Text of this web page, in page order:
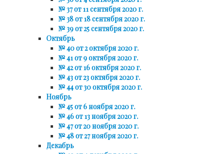
№ 37 от 11 сентября 2020 г.
№ 38 от 18 сентября 2020 г.
№ 39 от 25 сентября 2020 г.
Октябрь
№ 40 от 2 октября 2020 г.
№ 41 от 9 октября 2020 г.
№ 42 от 16 октября 2020 г.
№ 43 от 23 октября 2020 г.
№ 44 от 30 октября 2020 г.
Ноябрь
№ 45 от 6 ноября 2020 г.
№ 46 от 13 ноября 2020 г.
№ 47 от 20 ноября 2020 г.
№ 48 от 27 ноября 2020 г.
Декабрь